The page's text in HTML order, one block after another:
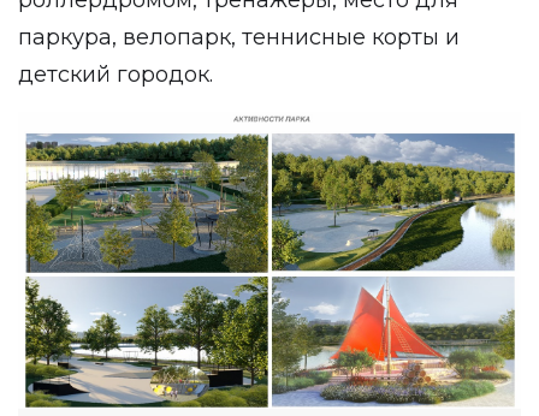
паркура, велопарк, теннисные корты и
детский городок.